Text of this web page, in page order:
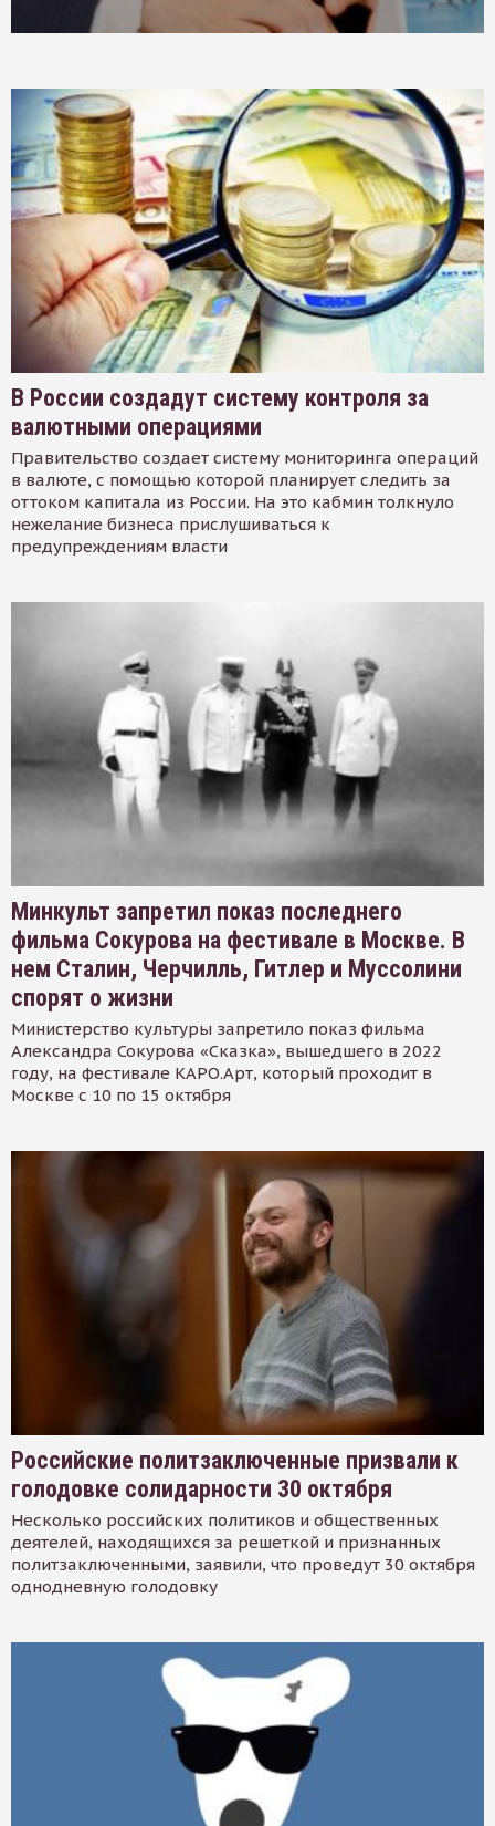
В России создадут систему контроля за
валютными операциями
Правительство создает систему мониторинга операций
в валюте, с помощью которой планирует следить за
оттоком капитала из России. На это кабмин толкнуло
нежелание бизнеса прислушиваться к
предупреждениям власти
Минкульт запретил показ последнего
фильма Сокурова на фестивале в Москве. В
нем Сталин, Черчилль, Гитлер и Муссолини
спорят о жизни
Министерство культуры запретило показ фильма
Александра Сокурова «Сказка», вышедшего в 2022
году, на фестивале КАРО.Арт, который проходит в
Москве с 10 по 15 октября
Российские политзаключенные призвали к
голодовке солидарности 30 октября
Несколько российских политиков и общественных
деятелей, находящихся за решеткой и признанных
политзаключенными, заявили, что проведут 30 октября
однодневную голодовку